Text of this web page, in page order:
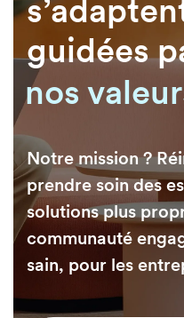
guidées
nos
la
Notre mission ?
prendre soin des
solutions plus
communauté
sain, pour les